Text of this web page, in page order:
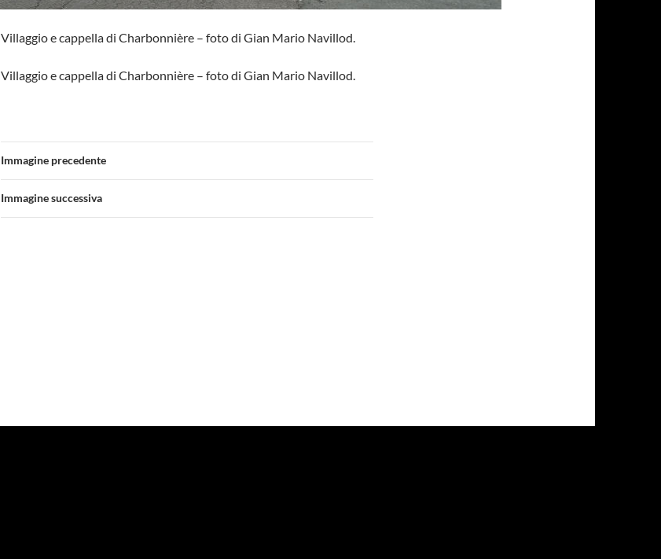
Villaggio e cappella di Charbonnière – foto di Gian Mario Navillod.
Villaggio e cappella di Charbonnière – foto di Gian Mario Navillod.
Immagine precedente
Immagine successiva